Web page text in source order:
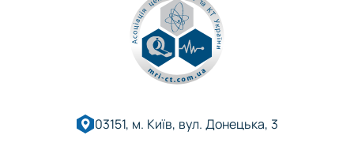
03151, м. Київ, вул. Донецька, 3